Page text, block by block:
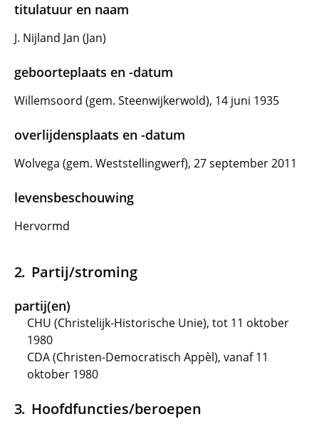
titulatuur en naam
J. Nijland Jan (Jan)
geboorteplaats en -datum
Willemsoord (gem. Steenwijkerwold), 14 juni 1935
overlijdensplaats en -datum
Wolvega (gem. Weststellingwerf), 27 september 2011
levensbeschouwing
Hervormd
Partij/stroming
partij(en)
CHU (Christelijk-Historische Unie), tot 11 oktober
1980
CDA (Christen-Democratisch Appèl), vanaf 11
oktober 1980
Hoofdfuncties/beroepen